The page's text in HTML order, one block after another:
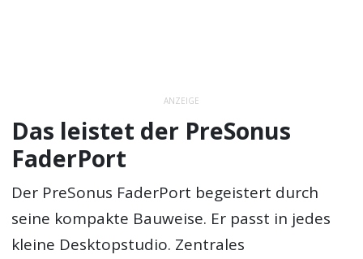
ANZEIGE
Das leistet der PreSonus
FaderPort
Der PreSonus FaderPort begeistert durch
seine kompakte Bauweise. Er passt in jedes
kleine Desktopstudio. Zentrales